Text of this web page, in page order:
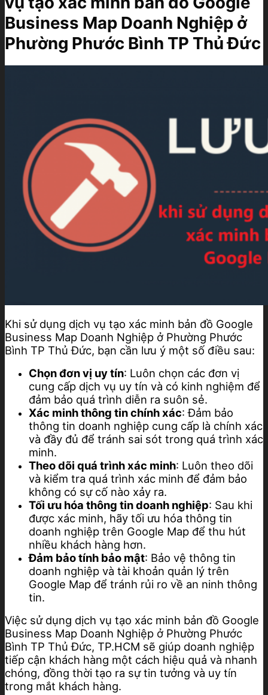
Business Map Doanh Nghiệp ở
Phường Phước Bình TP Thủ Đức
Khi sử dụng dịch vụ tạo xác minh bản đồ Google
Business Map Doanh Nghiệp ở Phường Phước
Bình TP Thủ Đức, bạn cần lưu ý một số điều sau:
Chọn đơn vị uy tín: Luôn chọn các đơn vị
cung cấp dịch vụ uy tín và có kinh nghiệm để
đảm bảo quá trình diễn ra suôn sẻ.
Xác minh thông tin chính xác: Đảm bảo
thông tin doanh nghiệp cung cấp là chính xác
và đầy đủ để tránh sai sót trong quá trình xác
minh.
Theo dõi quá trình xác minh: Luôn theo dõi
và kiểm tra quá trình xác minh để đảm bảo
không có sự cố nào xảy ra.
Tối ưu hóa thông tin doanh nghiệp: Sau khi
được xác minh, hãy tối ưu hóa thông tin
doanh nghiệp trên Google Map để thu hút
nhiều khách hàng hơn.
Đảm bảo tính bảo mật: Bảo vệ thông tin
doanh nghiệp và tài khoản quản lý trên
Google Map để tránh rủi ro về an ninh thông
tin.
Việc sử dụng dịch vụ tạo xác minh bản đồ Google
Business Map Doanh Nghiệp ở Phường Phước
Bình TP Thủ Đức, TP.HCM sẽ giúp doanh nghiệp
tiếp cận khách hàng một cách hiệu quả và nhanh
chóng, đồng thời tạo ra sự tin tưởng và uy tín
trong mắt khách hàng.